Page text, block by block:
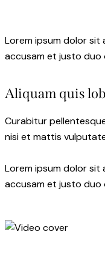
Lorem ipsum dolor
accusam et justo duo
Aliquam quis
Curabitur
nisi et mattis
Lorem ipsum dolor
accusam et justo duo